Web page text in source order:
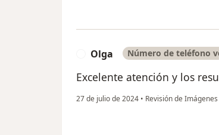
Olga Número de teléfono
Excelente atención y los
27 de julio de 2024 • Revisión de